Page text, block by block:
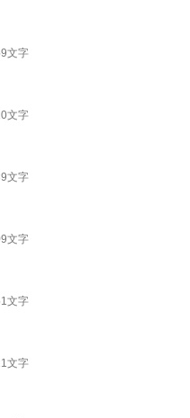
文字
文字
文字
文字
文字
文字